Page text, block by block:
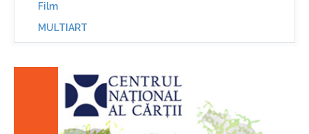
Film
MULTIART